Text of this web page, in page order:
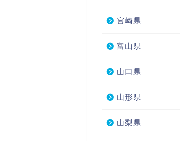
宮崎県
富山県
山口県
山形県
山梨県